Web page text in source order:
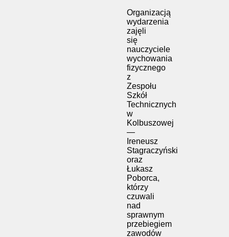
Organizacją
wydarzenia
zajęli
się
nauczyciele
wychowania
fizycznego
z
Zespołu
Szkół
Technicznych
w
Kolbuszowej
—
Ireneusz
Stagraczyński
oraz
Łukasz
Poborca,
którzy
czuwali
nad
sprawnym
przebiegiem
zawodów